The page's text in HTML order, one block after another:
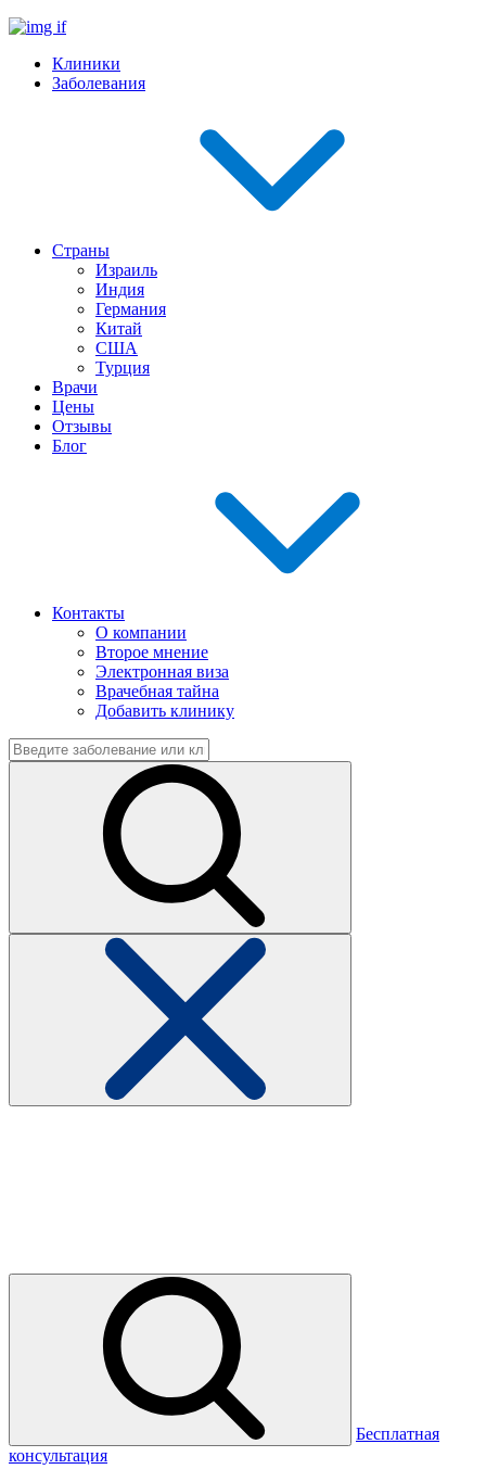
Клиники
Заболевания
Страны
Израиль
Индия
Германия
Китай
США
Турция
Врачи
Цены
Отзывы
Блог
Контакты
О компании
Второе мнение
Электронная виза
Врачебная тайна
Добавить клинику
Бесплатная
консультация